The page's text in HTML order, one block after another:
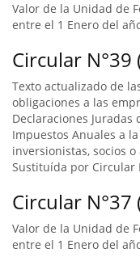
Valor de la Unidad de
entre el 1 Enero del
Circular
Texto actualizado de
obligaciones a las
Declaraciones
Impuestos Anuales a
inversionistas, socios
Sustituída por Circular
Circular
Valor de la Unidad de
entre el 1 Enero del